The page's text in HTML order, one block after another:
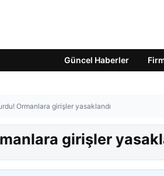
Güncel Haberler
Ormanlara girişler yasaklandı
girişler